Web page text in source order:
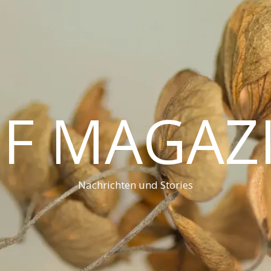
Nachrichten und Stories